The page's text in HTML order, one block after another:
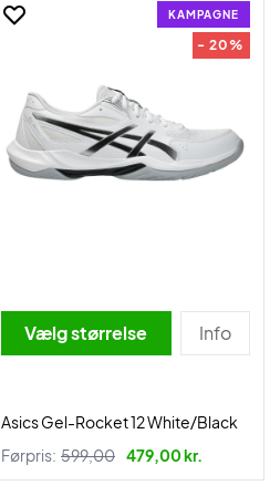
KAMPAGNE
- 20%
Vælg størrelse Info
Asics Gel-Rocket 12 White/Black
Førpris: 599,00 479,00 kr.